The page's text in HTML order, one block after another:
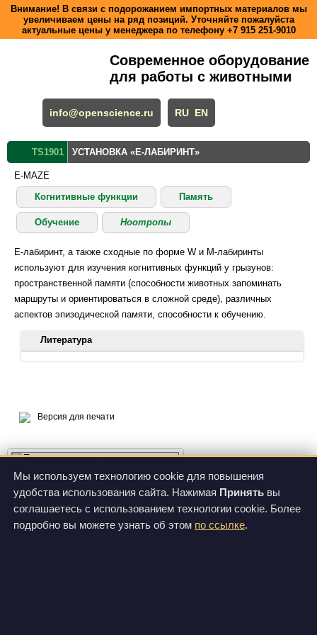
Мы используем технологию cookie для повышения
удобства использования сайта. Нажимая Принять вы
соглашаетесь с использованием технологии cookie. Более
подробно вы можете узнать об этом по ссылке.
Внимание! В связи с подорожанием импортных материалов мы
увеличиваем цены на ряд позиций. Уточняйте пожалуйста
актуальные цены у менеджера по телефону +7 915 251-9010
Современное оборудование
для работы с животными
info@openscience.ru RU EN
TS1901 УСТАНОВКА «Е-ЛАБИРИНТ»
E-MAZE
Когнитивные функции
Память
Обучение Ноотропы
Е-лабиринт, а также сходные по форме W и М-лабиринты
используют для изучения когнитивных функций у грызунов:
пространственной памяти (способности животных запоминать
маршруты и ориентироваться в сложной среде), различных
аспектов эпизодической памяти, способности к обучению.
Литература
fornix. Hippocampus. 19(9):837-43. doi: 10.1002/hipo.20567.
Souza RR, Robertson NM, Pruitt DT, Noble L, Meyers EC,
Gonzales PA, Bleker NP, Carey HL, Hays SA, Kilgard MP,
automated method for studying fear memory in rats exposed to
Версия для печати
фото 1
О продукте
Цены